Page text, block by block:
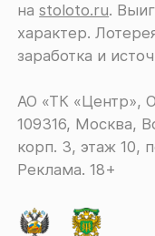
наstoloto.ru.
характер.
заработка и
АО «ТК «Центр»,
109316, Москва,
корп. 3, этаж 10,
Реклама. 18+